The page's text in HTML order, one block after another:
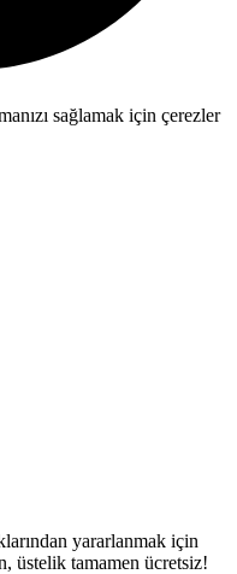
sağlamak için çerezler
yararlanmak için
üstelik tamamen ücretsiz!